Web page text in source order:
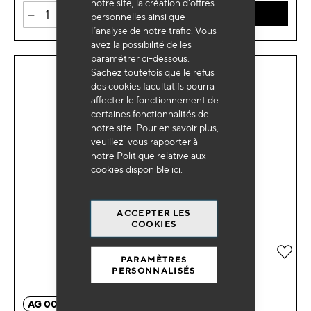
notre site, la création d’offres
personnelles ainsi que
l’analyse de notre trafic. Vous
avez la possibilité de les
paramétrer ci-dessous.
Sachez toutefois que le refus
des cookies facultatifs pourra
affecter le fonctionnement de
certaines fonctionnalités de
notre site. Pour en savoir plus,
veuillez-vous rapporter à
notre Politique relative aux
cookies disponible ici
ACCEPTER LES
COOKIES
PARAMÈTRES
PERSONNALISÉS
- AJOUTER AU PANIER
AG 0076